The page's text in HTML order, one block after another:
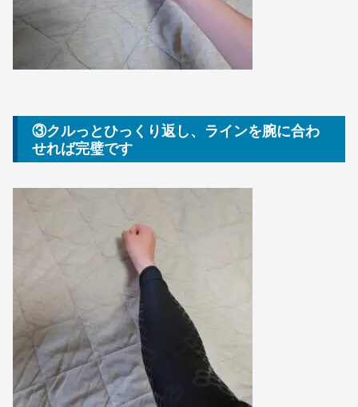
③クルっとひっくり返し、ラインを腕に合わ
せれば完璧です